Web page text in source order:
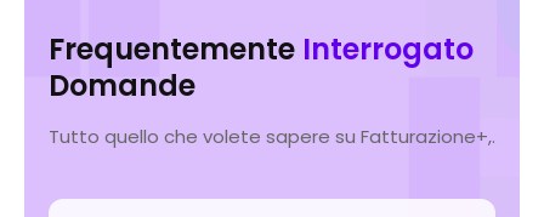
Frequentemente Interrogato
Domande
Tutto quello che volete sapere su Fatturazione+,.